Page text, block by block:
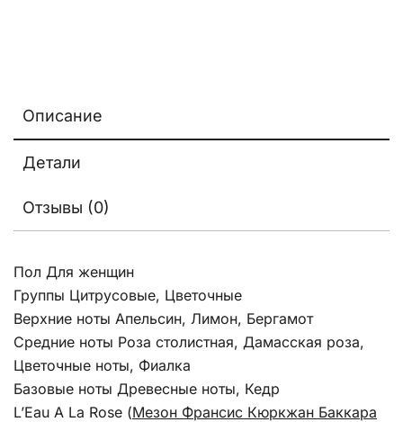
Описание
Детали
Отзывы (0)
Пол Для женщин
Группы Цитрусовые, Цветочные
Верхние ноты Апельсин, Лимон, Бергамот
Средние ноты Роза столистная, Дамасская роза,
Цветочные ноты, Фиалка
Базовые ноты Древесные ноты, Кедр
L’Eau A La Rose (Мезон Франсис Кюркжан Баккара